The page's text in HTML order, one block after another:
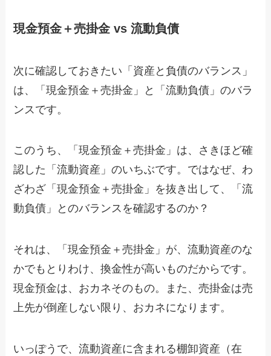
現金預金＋売掛金 vs 流動負債
次に確認しておきたい「資産と負債のバランス」
は、「現金預金＋売掛金」と「流動負債」のバラ
ンスです。
このうち、「現金預金＋売掛金」は、さきほど確
認した「流動資産」のいちぶです。ではなぜ、わ
ざわざ「現金預金＋売掛金」を抜き出して、「流
動負債」とのバランスを確認するのか？
それは、「現金預金＋売掛金」が、流動資産のな
かでもとりわけ、換金性が高いものだからです。
現金預金は、おカネそのもの。また、売掛金は売
上先が倒産しない限り、おカネになります。
いっぽうで、流動資産に含まれる棚卸資産（在